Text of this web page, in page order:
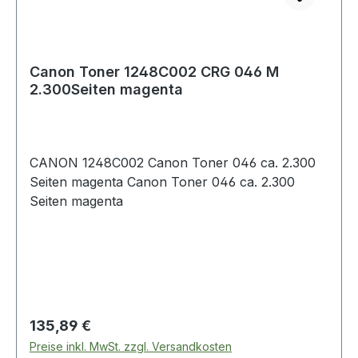
Canon Toner 1248C002 CRG 046 M
2.300Seiten magenta
CANON 1248C002 Canon Toner 046 ca. 2.300
Seiten magenta Canon Toner 046 ca. 2.300
Seiten magenta
Regulärer Preis:
135,89 €
Preise inkl. MwSt. zzgl. Versandkosten